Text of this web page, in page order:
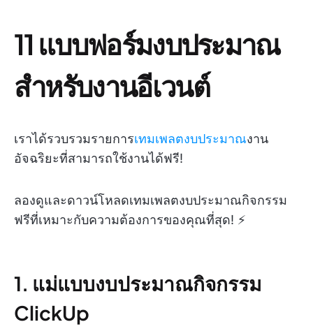
11 แบบฟอร์มงบประมาณ
สำหรับงานอีเวนต์
เราได้รวบรวมรายการเทมเพลตงบประมาณงาน
อัจฉริยะที่สามารถใช้งานได้ฟรี!
ลองดูและดาวน์โหลดเทมเพลตงบประมาณกิจกรรม
ฟรีที่เหมาะกับความต้องการของคุณที่สุด! ⚡
1. แม่แบบงบประมาณกิจกรรม
ClickUp